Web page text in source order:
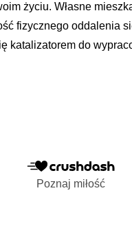
życiu. Własne
fizycznego oddalenia
katalizatorem do
Poznaj miłość